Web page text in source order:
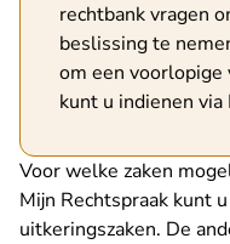
rechtbank vragen
beslissing te
om een voorlopige
kunt u indienen via
Voor welke zaken
Mijn Rechtspraak kunt
uitkeringszaken. De